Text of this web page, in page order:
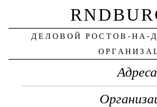
ДЕЛОВОЙ РОСТОВ-НА-
Адреса